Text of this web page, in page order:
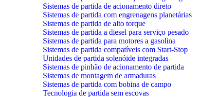
Sistemas de partida de acionamento direto
Sistemas de partida com engrenagens planetárias
Sistemas de partida de alto torque
Sistemas de partida a diesel para serviço pesado
Sistemas de partida para motores a gasolina
Sistemas de partida compatíveis com Start-Stop
Unidades de partida solenóide integradas
Sistemas de pinhão de acionamento de partida
Sistemas de montagem de armaduras
Sistemas de partida com bobina de campo
Tecnologia de partida sem escovas